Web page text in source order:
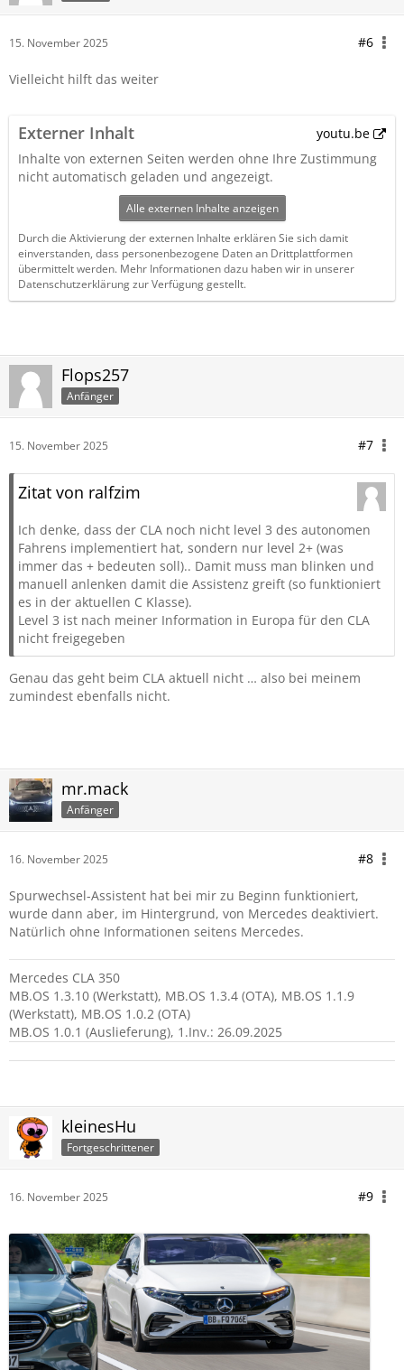
15. November 2025 #6
Vielleicht hilft das weiter
Externer Inhalt
youtu.be
Inhalte von externen Seiten werden ohne Ihre Zustimmung
nicht automatisch geladen und angezeigt.
Alle externen Inhalte anzeigen
Durch die Aktivierung der externen Inhalte erklären Sie sich damit
einverstanden, dass personenbezogene Daten an Drittplattformen
übermittelt werden. Mehr Informationen dazu haben wir in unserer
Datenschutzerklärung zur Verfügung gestellt.
Flops257
Anfänger
15. November 2025 #7
Zitat von ralfzim
Ich denke, dass der CLA noch nicht level 3 des autonomen
Fahrens implementiert hat, sondern nur level 2+ (was
immer das + bedeuten soll).. Damit muss man blinken und
manuell anlenken damit die Assistenz greift (so funktioniert
es in der aktuellen C Klasse).
Level 3 ist nach meiner Information in Europa für den CLA
nicht freigegeben
Genau das geht beim CLA aktuell nicht … also bei meinem
zumindest ebenfalls nicht.
mr.mack
Anfänger
16. November 2025 #8
Spurwechsel-Assistent hat bei mir zu Beginn funktioniert,
wurde dann aber, im Hintergrund, von Mercedes deaktiviert.
Natürlich ohne Informationen seitens Mercedes.
Mercedes CLA 350
MB.OS 1.3.10 (Werkstatt), MB.OS 1.3.4 (OTA), MB.OS 1.1.9
(Werkstatt), MB.OS 1.0.2 (OTA)
MB.OS 1.0.1 (Auslieferung), 1.Inv.: 26.09.2025
kleinesHu
Fortgeschrittener
16. November 2025 #9